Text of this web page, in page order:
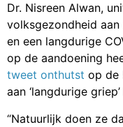
Dr. Nisreen Alwan,
volksgezondheid
en een langdurige
op de aandoening
tweet onthutst op de
aan ‘langdurige griep’
“Natuurlijk doen ze